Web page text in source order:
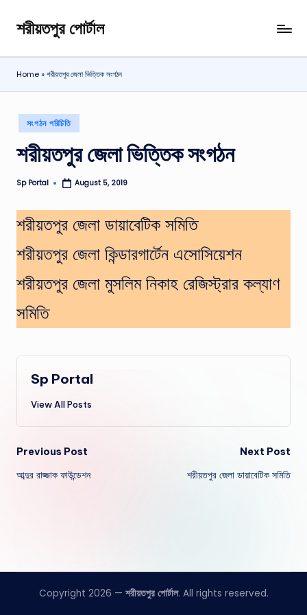
Skip
content
শরীয়তপুর পোর্টাল
শরীয়তপুর
জেলা
বিষয়ক
পোর্টাল
Home»শরীয়তপুর জেলা ভিত্তিক সংগঠন
Posted
in
সংগঠন পরিচিতি
শরীয়তপুর জেলা ভিত্তিক সংগঠন
Posted
Sp Portal August 5, 2019
শরীয়তপুর জেলা ডায়াবেটিক সমিতি
শরীয়তপুর জেলা কিন্ডারগার্টেন এসোসিয়েশন
শরীয়তপুর জেলা মুসলিম নিকাহ রেজিস্ট্রার কল্যাণ
সমিতি
Sp Portal
View All Posts
Post
navigation
Previous Post
আব্দুর রাজ্জাক ফাউন্ডেশন
Next Post
শরীয়তপুর জেলা ডায়াবেটিক সমিতি
Copyright 2026 — শরীয়তপুর পোর্টাল. All rights reserved.